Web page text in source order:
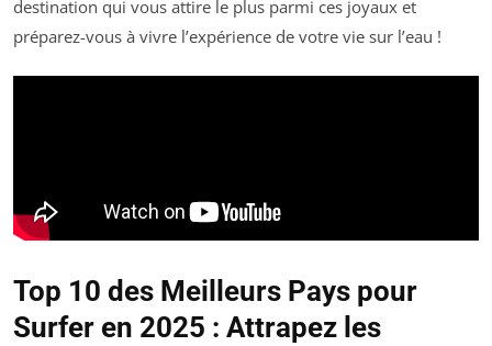
destination qui vous attire le plus parmi ces joyaux et
préparez-vous à vivre l’expérience de votre vie sur l’eau !
Top 10 des Meilleurs Pays pour
Surfer en 2025 : Attrapez les